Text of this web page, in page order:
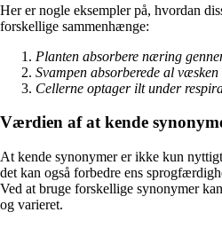
Her er nogle eksempler på, hvordan
forskellige sammenhænge:
Planten absorbere næring
Svampen absorberede al
Cellerne optager ilt under
Værdien af at kende
At kende synonymer er ikke kun
det kan også forbedre ens
Ved at bruge forskellige synonymer
og varieret.